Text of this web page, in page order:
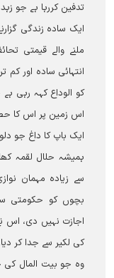
تدفین کررہا ہے جو زہد
ایک سادہ زندگی
ملنے والے قیمتی
انتہائی سادہ اور کم
کو الوداع کہہ رہی ہے
اس زمین پر اس کا
ایک باپ کا داغ جو
ہمیشہ حلال لقمہ
سے زیادہ مہمان
بچوں کو حکومتی
اجازت نہیں دی، اس
کی لکیر سے جدا کر دیا۔
وہ جو بیت المال